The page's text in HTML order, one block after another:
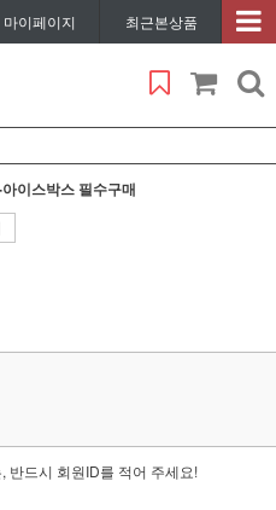
마이페이지 최근본상품
이스박스 필수구매
반드시 회원ID를 적어 주세요!